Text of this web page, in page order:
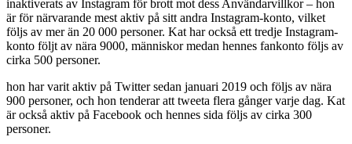
inaktiverats av Instagram för brott mot dess Användarvillkor – hon
är för närvarande mest aktiv på sitt andra Instagram-konto, vilket
följs av mer än 20 000 personer. Kat har också ett tredje Instagram-
konto följt av nära 9000, människor medan hennes fankonto följs av
cirka 500 personer.
hon har varit aktiv på Twitter sedan januari 2019 och följs av nära
900 personer, och hon tenderar att tweeta flera gånger varje dag. Kat
är också aktiv på Facebook och hennes sida följs av cirka 300
personer.